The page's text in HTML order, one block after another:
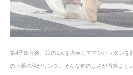
第4子出産後、娘の1人を肩車してマンハッタンを
の上着の色がリンク。そんな仲のよさが微笑まし